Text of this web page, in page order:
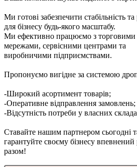
Ми готові забезпечити стабільність
для бізнесу будь-якого масштабу.
Ми ефективно працюємо з торговими
мережами, сервісними центрами та
виробничими підприємствами.
Пропонуємо вигідне за системою
-Широкий асортимент товарів;
-Оперативне відправлення замовлень;
-Відсутність потреби у власних
Ставайте нашим партнером сьогодні
гарантуйте своєму бізнесу впевнений
разом!